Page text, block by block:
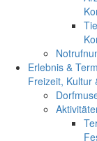
Erlebnis &
Freizeit, Kultur